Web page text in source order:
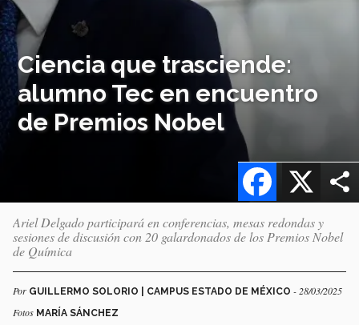
Ciencia que trasciende:
alumno Tec en encuentro
de Premios Nobel
X
Facebook
Ariel Delgado participará en conferencias, mesas redondas y
sesiones de discusión con 20 galardonados de los Premios Nobel
de Química
Por GUILLERMO SOLORIO | CAMPUS ESTADO DE MÉXICO - 28/03/2025
Fotos MARÍA SÁNCHEZ